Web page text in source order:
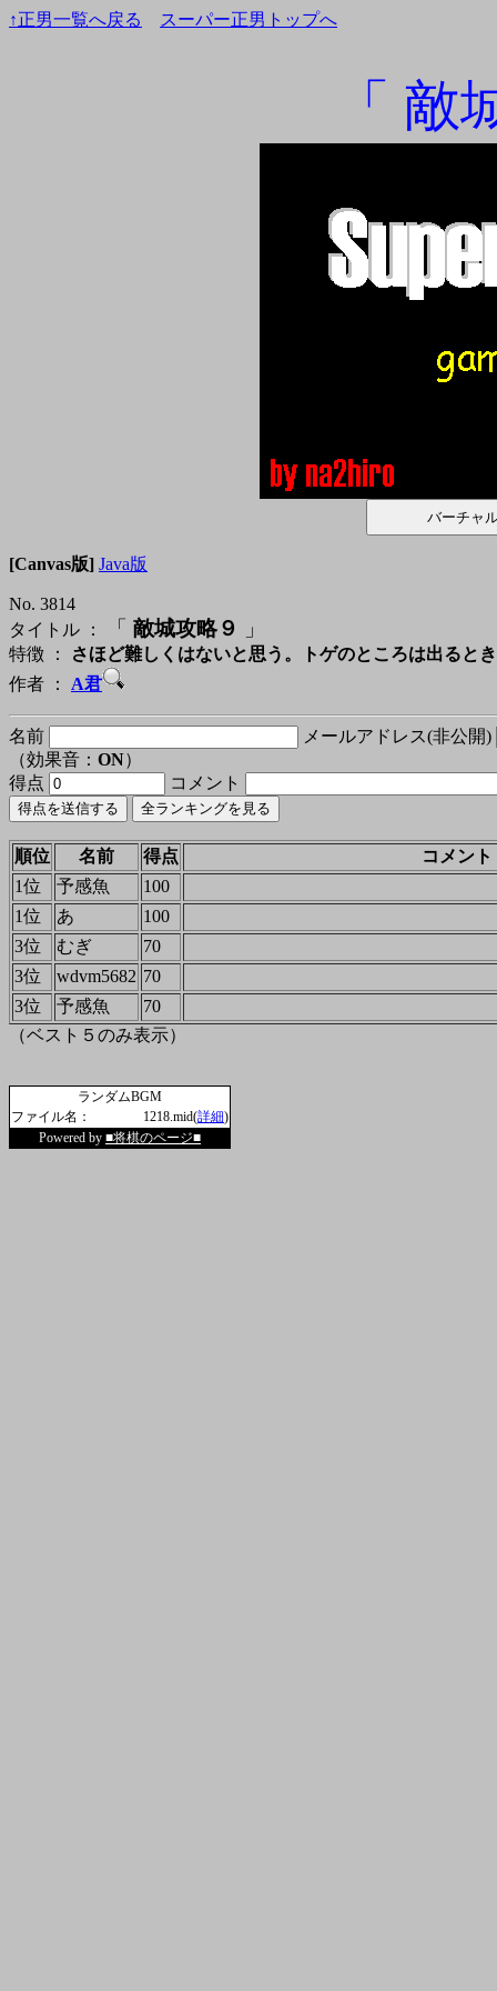
↑正男一覧へ戻る スーパー正男トップへ
「 敵
[Canvas版] Java版
No. 3814
タイトル ：
「 敵城攻略９ 」
特徴 ：
さほど難しくはないと思う。トゲのところは出ると
作者 ： A君
名前
メールアドレス(非公開)
（効果音： ON）
得点
コメント
順位 名前 得点
コメント
1位
予感魚
100
1位
あ
100
3位
むぎ
70
3位
wdvm5682 70
3位
予感魚
70
（ベスト５のみ表示）
ランダムBGM
ファイル名：
1218.mid(詳細)
Powered by ■将棋のページ■